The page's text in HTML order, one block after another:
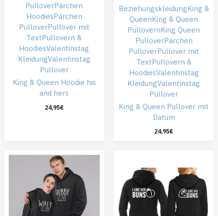
PulloverPärchen
HoodiesPärchen
PulloverPullover mit
TextPullovern &
HoodiesValentinstag
KleidungValentinstag
Pullover
King & Queen Hoodie his
and hers
24,95€
BeziehungskleidungKing &
QueenKing & Queen
PullovernKing Queen
PulloverPärchen
PulloverPullover mit
TextPullovern &
HoodiesValentinstag
KleidungValentinstag
Pullover
King & Queen Pullover mit
Datum
24,95€